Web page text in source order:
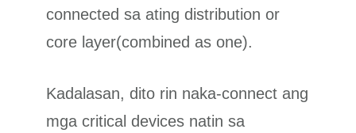
connected sa ating distribution or
core layer(combined as one).
Kadalasan, dito rin naka-connect ang
mga critical devices natin sa